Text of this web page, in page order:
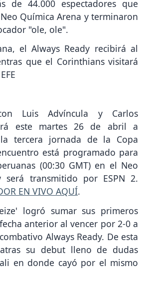
de 44.000 espectadores que
Química Arena y terminaron
"ole, ole".
el Always Ready recibirá al
que el Corinthians visitará
Luis Advíncula y Carlos
este martes 26 de abril a
tercera jornada de la Copa
está programado para
(00:30 GMT) en el Neo
será transmitido por ESPN 2.
EN VIVO AQUÍ.
logró sumar sus primeros
anterior al vencer por 2-0 a
Always Ready. De esta
su debut lleno de dudas
en donde cayó por el mismo